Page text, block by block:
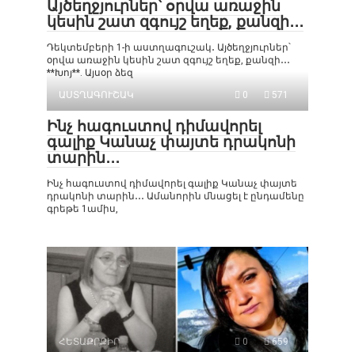
Այծեղջյուրներ՝ օրվա առաջին
կեսին շատ զգույշ եղեք, քանզի․․․
Դեկտեմբերի 1-ի աստղագուշակ․ Այծեղջյուրներ՝
օրվա առաջին կեսին շատ զգույշ եղեք, քանզի․․․
**Խոյ**. Այսօր ձեզ
ԱՍՏՂԱԳՈՒՇԱԿ
0 571
Ինչ հագուստով դիմավորել
գալիք Կանաչ փայտե դրակոնի
տարին․․․
Ինչ հագուստով դիմավորել գալիք Կանաչ փայտե
դրակոնի տարին․․․ Ամանորին մնացել է ընդամենը
գրեթե 1ամիս,
ՀԵՏԱՔՐՔԻՐ 0 659